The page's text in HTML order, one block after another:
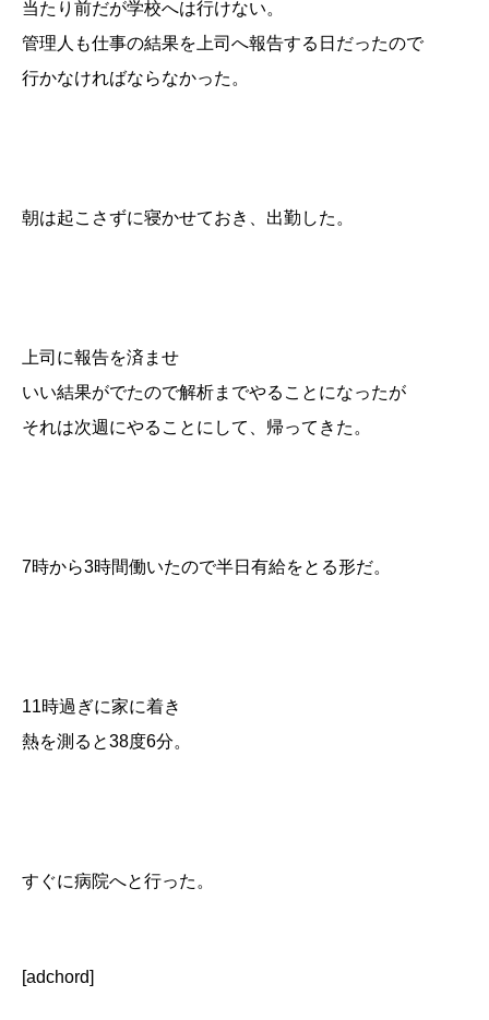
当たり前だが学校へは行けない。
管理人も仕事の結果を上司へ報告する日だったので
行かなければならなかった。
朝は起こさずに寝かせておき、出勤した。
上司に報告を済ませ
いい結果がでたので解析までやることになったが
それは次週にやることにして、帰ってきた。
7時から3時間働いたので半日有給をとる形だ。
11時過ぎに家に着き
熱を測ると38度6分。
すぐに病院へと行った。
[adchord]